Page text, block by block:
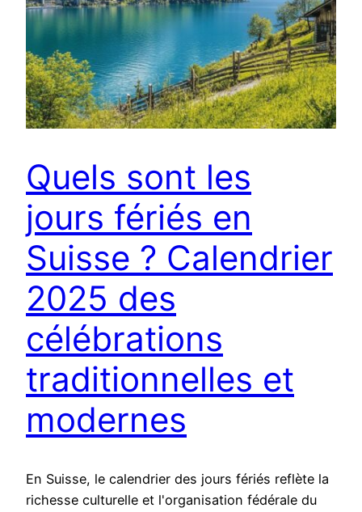
Quels sont les
jours fériés en
Suisse ? Calendrier
2025 des
célébrations
traditionnelles et
modernes
En Suisse, le calendrier des jours fériés reflète la
richesse culturelle et l'organisation fédérale du